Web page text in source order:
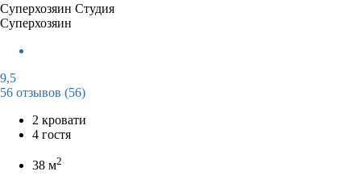
Суперхозяин Студия
Суперхозяин
9,5
56 отзывов (56)
2 кровати
4 гостя
38 м2